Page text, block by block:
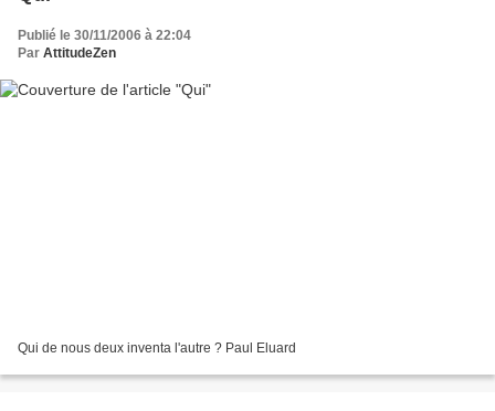
Publié le 30/11/2006 à 22:04
Par AttitudeZen
Qui de nous deux inventa l'autre ? Paul Eluard